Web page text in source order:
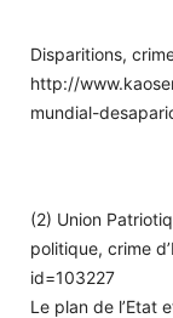
Disparitions,
http://
mundial-
(2) Union
politique, crime
id=103227
Le plan de l’Etat